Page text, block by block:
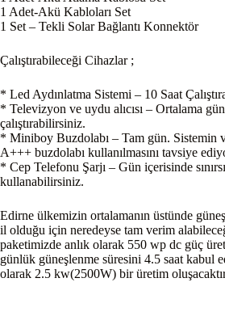
1 Adet-Akü Kabloları Set
1 Set – Tekli Solar Bağlantı Konnektör
Çalıştırabileceği Cihazlar ;
* Led Aydınlatma Sistemi – 10 Saat
* Televizyon ve uydu alıcısı – Ortalama
çalıştırabilirsiniz.
* Miniboy Buzdolabı – Tam gün. Sistemin
A+++ buzdolabı kullanılmasını tavsiye
* Cep Telefonu Şarjı – Gün içerisinde
kullanabilirsiniz.
Edirne ülkemizin ortalamanın üstünde
il olduğu için neredeyse tam verim
paketimizde anlık olarak 550 wp dc güç
günlük güneşlenme süresini 4.5 saat kabul
olarak 2.5 kw(2500W) bir üretim